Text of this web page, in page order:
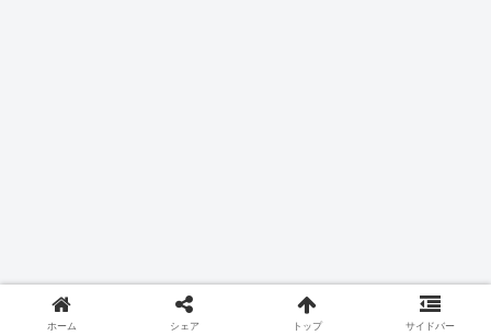
ホーム シェア トップ サイドバー